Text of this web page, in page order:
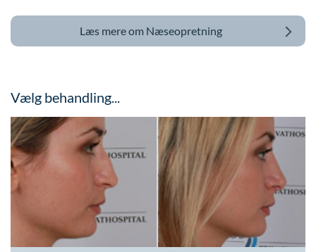
Læs mere om Næseopretning
Vælg behandling...